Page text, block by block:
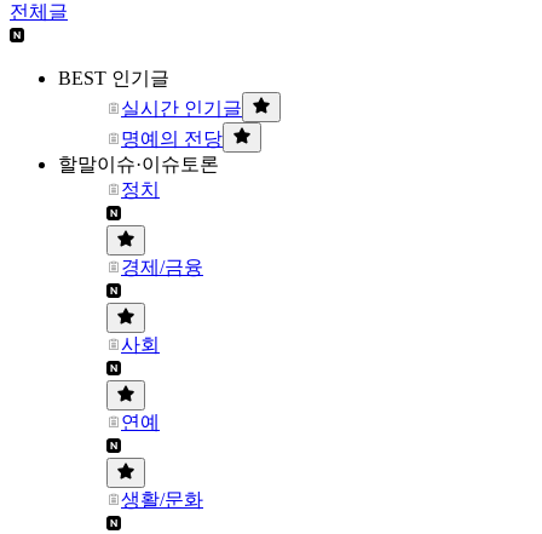
전체글
BEST 인기글
실시간 인기글
명예의 전당
할말이슈·이슈토론
정치
경제/금융
사회
연예
생활/문화